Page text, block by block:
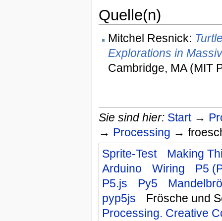
Quelle(n)
Mitchel Resnick:
Explorations in
Cambridge, MA (MIT
Sie sind hier: Start→
→ Processing →
Sprite-Test
Making
Arduino
Wiring
P5
P5.js
Py5
pyp5js
Frösche und
Processing. Creative